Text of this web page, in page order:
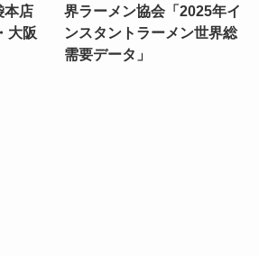
本店
大阪
界ラーメン協会「2025年イ
ンスタントラーメン世界総
需要データ」